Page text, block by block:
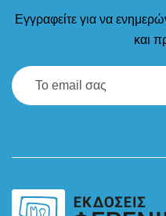
Εγγραφείτε για να
και